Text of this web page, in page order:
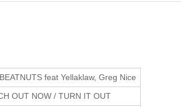
feat Yellaklaw, Greg Nice
OUT NOW / TURN IT OUT